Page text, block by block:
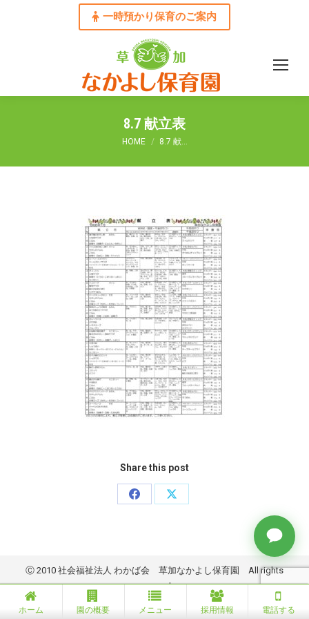
一時預かり保育のご案内
8.7 献立表
You are here:
HOME 8.7 献…
Share this post
Share
Share
Ⓒ 2010 社会福祉法人 わかば会 草加なかよし保育園 All rights
reserved.
ホーム 園の概要 メニュー 採用情報 電話する